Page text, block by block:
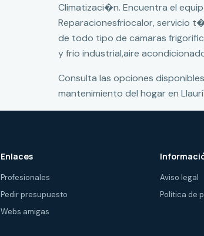
Climatizaci�n. Encuentra el
Reparacionesfriocalor, servicio
de todo tipo de camaras
y frio industrial,aire
Consulta las opciones
mantenimiento del hogar en Llaurí.
Enlaces
Profesionales
Pedir presupuesto
Webs amigas
Aviso legal
Política de